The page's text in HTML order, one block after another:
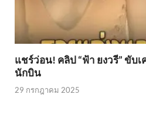
แชร์ว่อน! คลิป “ฟ้า ยงวรี” ขับ
นักบิน
29 กรกฎาคม 2025